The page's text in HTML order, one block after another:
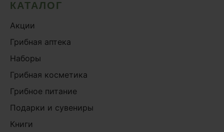
КАТАЛОГ
Акции
Грибная аптека
Наборы
Грибная косметика
Грибное питание
Подарки и сувениры
Книги